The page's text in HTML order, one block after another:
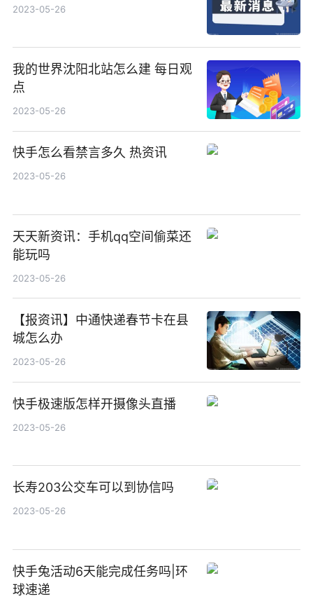
2023-05-26
我的世界沈阳北站怎么建 每日观
点
2023-05-26
快手怎么看禁言多久 热资讯
2023-05-26
天天新资讯：手机qq空间偷菜还
能玩吗
2023-05-26
【报资讯】中通快递春节卡在县
城怎么办
2023-05-26
快手极速版怎样开摄像头直播
2023-05-26
长寿203公交车可以到协信吗
2023-05-26
快手兔活动6天能完成任务吗|环
球速递